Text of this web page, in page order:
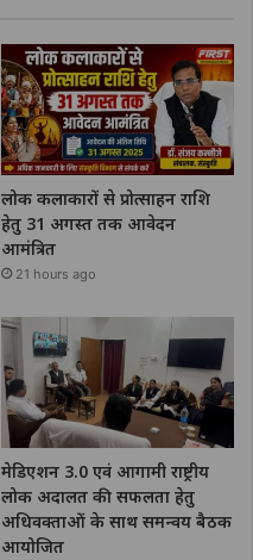
लोक कलाकारों से प्रोत्साहन राशि
हेतु 31 अगस्त तक आवेदन
आमंत्रित
21 hours ago
मेडिएशन 3.0 एवं आगामी राष्ट्रीय
लोक अदालत की सफलता हेतु
अधिवक्ताओं के साथ समन्वय बैठक
आयोजित